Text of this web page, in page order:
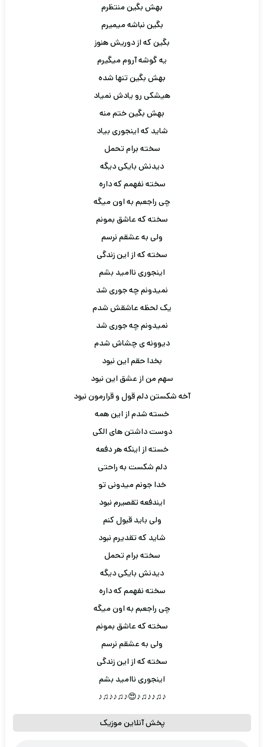
بهش بگین منتظرم
بگین نباشه میمیرم
بگین که از دوریش هنوز
یه گوشه آروم میگیرم
بهش بگین تنها شده
هیشکی رو یادش نمیاد
بهش بگین ختم منه
شاید که اینجوری بیاد
سخته برام تحمل
دیدنش بایکی دیگه
سخته نفهمم که داره
چی راجعبم به اون میگه
سخته که عاشق بمونم
ولی به عشقم نرسم
سخته که از این زندگی
اینجوری ناامید بشم
نمیدونم چه جوری شد
یک لحظه عاشقش شدم
نمیدونم چه جوری شد
دیوونه ی چشاش شدم
بخدا حقم این نبود
سهم من از عشق این نبود
آخه شکستن دلم قول و قرارمون نبود
خسته شدم از این همه
دوست داشتن های الکی
خسته از اینکه هر دفعه
دلم شکست به راحتی
خدا جونم میدونی تو
ایندفعه تقصیرم نبود
ولی باید قبول کنم
شاید که تقدیرم نبود
سخته برام تحمل
دیدنش بایکی دیگه
سخته نفهمم که داره
چی راجعبم به اون میگه
سخته که عاشق بمونم
ولی به عشقم نرسم
سخته که از این زندگی
اینجوری ناامید بشم
♪♫♪♪♫♪😍♪♫♪♪♫♪
پخش آنلاین موزیک